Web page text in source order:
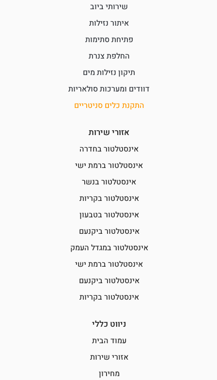
שירותי ביוב
איתור נזילות
פתיחת סתימות
החלפת צנרת
תיקון נזילות מים
דוודים ומערכות סולאריות
התקנת כלים סניטריים
אזורי שירות
אינסטלטור בחדרה
אינסטלטור ברמת ישי
אינסטלטור בנשר
אינסטלטור בקריות
אינסטלטור בטבעון
אינסטלטור ביקנעם
אינסטלטור במגדל העמק
אינסטלטור ברמת ישי
אינסטלטור ביקנעם
אינסטלטור בקריות
ניווט כללי
עמוד הבית
אזורי שירות
מחירון